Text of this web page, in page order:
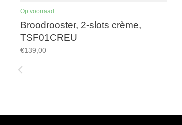
Op voorraad
Broodrooster, 2-slots crème,
TSF01CREU
€139,00